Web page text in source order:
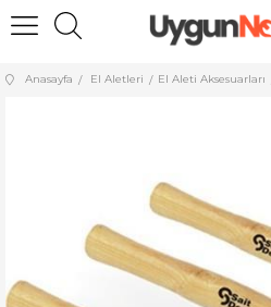
Anasayfa El Aletleri El Aleti Aksesuarları